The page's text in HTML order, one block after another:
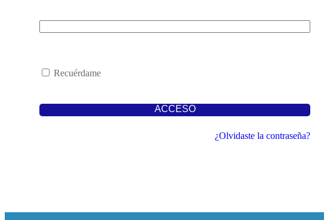
Recuérdame
ACCESO
¿Olvidaste la contraseña?